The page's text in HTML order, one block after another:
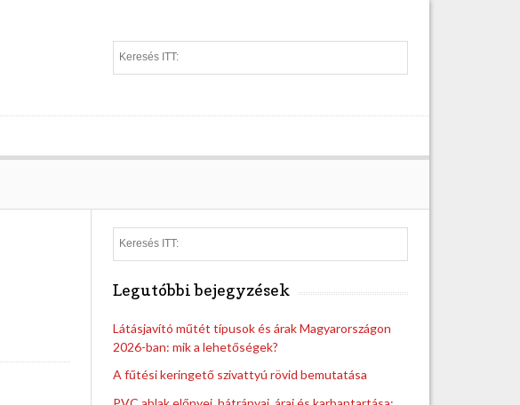
e
c
e
Legutóbbi bejegyzések
Látásjavító műtét típusok és árak Magyarországon
2026-ban: mik a lehetőségek?
A fűtési keringető szivattyú rövid bemutatása